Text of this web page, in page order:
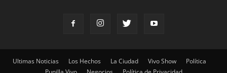
Ultimas Noticias Los Hechos La Ciudad Vivo Show
Política